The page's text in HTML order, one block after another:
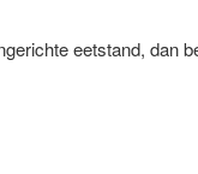
eetstand, dan